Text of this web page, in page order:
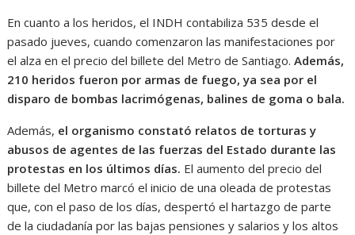
En cuanto a los heridos, el INDH contabiliza 535 desde el
pasado jueves, cuando comenzaron las manifestaciones por
el alza en el precio del billete del Metro de Santiago. Además,
210 heridos fueron por armas de fuego, ya sea por el
disparo de bombas lacrimógenas, balines de goma o bala.
Además, el organismo constató relatos de torturas y
abusos de agentes de las fuerzas del Estado durante las
protestas en los últimos días. El aumento del precio del
billete del Metro marcó el inicio de una oleada de protestas
que, con el paso de los días, despertó el hartazgo de parte
de la ciudadanía por las bajas pensiones y salarios y los altos